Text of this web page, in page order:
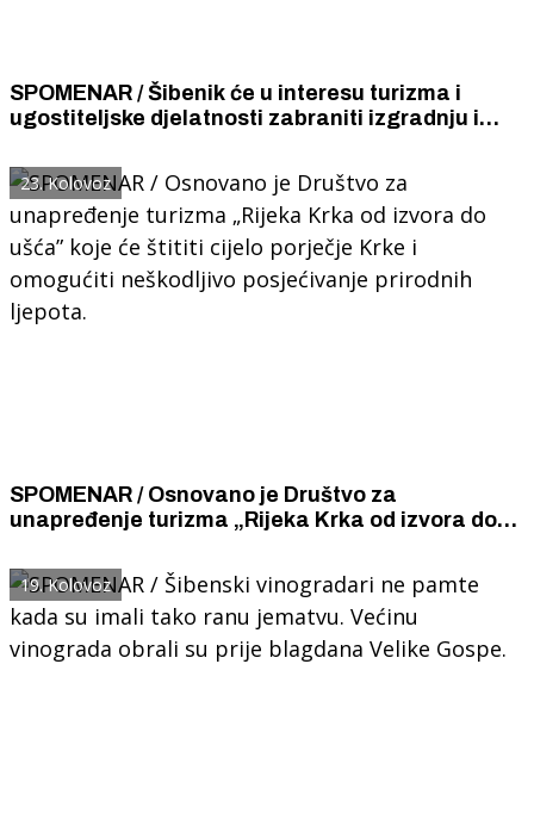
SPOMENAR / Šibenik će u interesu turizma i
ugostiteljske djelatnosti zabraniti izgradnju i
financira strani kapital.
23. Kolovoz
SPOMENAR / Osnovano je Društvo za
unapređenje turizma „Rijeka Krka od izvora do
omogućiti neškodljivo posjećivanje prirodnih
ljepota.
19. Kolovoz